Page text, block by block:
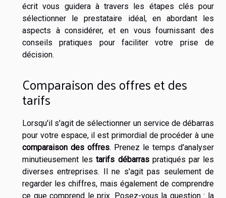
écrit vous guidera à travers les étapes clés pour
sélectionner le prestataire idéal, en abordant les
aspects à considérer, et en vous fournissant des
conseils pratiques pour faciliter votre prise de
décision.
Comparaison des offres et des
tarifs
Lorsqu'il s'agit de sélectionner un service de débarras
pour votre espace, il est primordial de procéder à une
comparaison des offres. Prenez le temps d'analyser
minutieusement lestarifs débarraspratiqués par les
diverses entreprises. Il ne s'agit pas seulement de
regarder les chiffres, mais également de comprendre
ce que comprend le prix. Posez-vous la question : la